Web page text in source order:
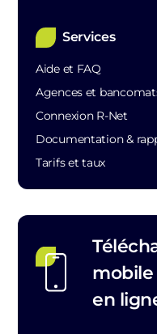
Services
Aide et FAQ
Agences et
Connexion R-Net
Documentation &
Tarifs et taux
en